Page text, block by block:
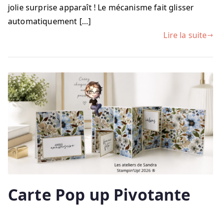
jolie surprise apparaît ! Le mécanisme fait glisser
automatiquement […]
Lire la suite
Carte Pop up Pivotante